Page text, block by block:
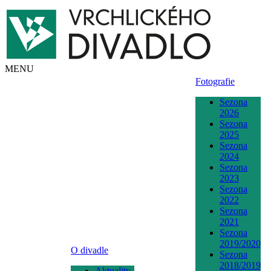
MENU
O divadle
Fotografie
Sezona
2026
Sezona
2025
Sezona
2024
Sezona
2023
Sezona
2022
Sezona
2021
Sezona
2019/2020
Sezona
2018/2019